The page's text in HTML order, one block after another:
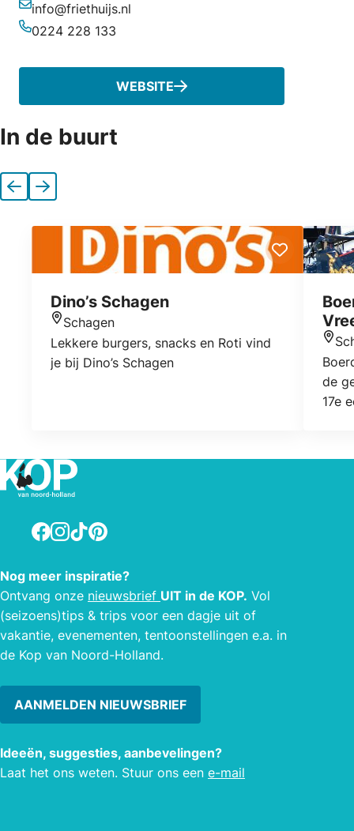
E-mailadres
info@friethuijs.nl
0224 228 133
WEBSITE
In de buurt
VorigeVolgende
Dino’s Schagen
Locatie
Schagen
Lekkere burgers, snacks en Roti vind
je bij Dino’s Schagen
de
17e
Facebook
Instagram
TikTokPinterest
Nog meer inspiratie?
Ontvang onze nieuwsbrief UIT in de KOP. Vol
(seizoens)tips & trips voor een dagje uit of
vakantie, evenementen, tentoonstellingen e.a. in
de Kop van Noord-Holland.
AANMELDEN NIEUWSBRIEF
Ideeën, suggesties, aanbevelingen?
Laat het ons weten. Stuur ons een e-mail